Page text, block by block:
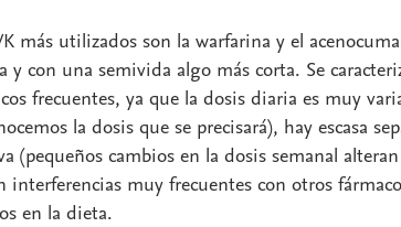
más utilizados son la warfarina y el
y con una semivida algo más corta. Se
frecuentes, ya que la dosis diaria es muy
la dosis que se precisará), hay escasa
(pequeños cambios en la dosis semanal
interferencias muy frecuentes con otros
en la dieta.